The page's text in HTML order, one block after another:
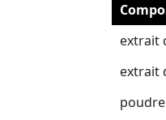
extrait
extrait